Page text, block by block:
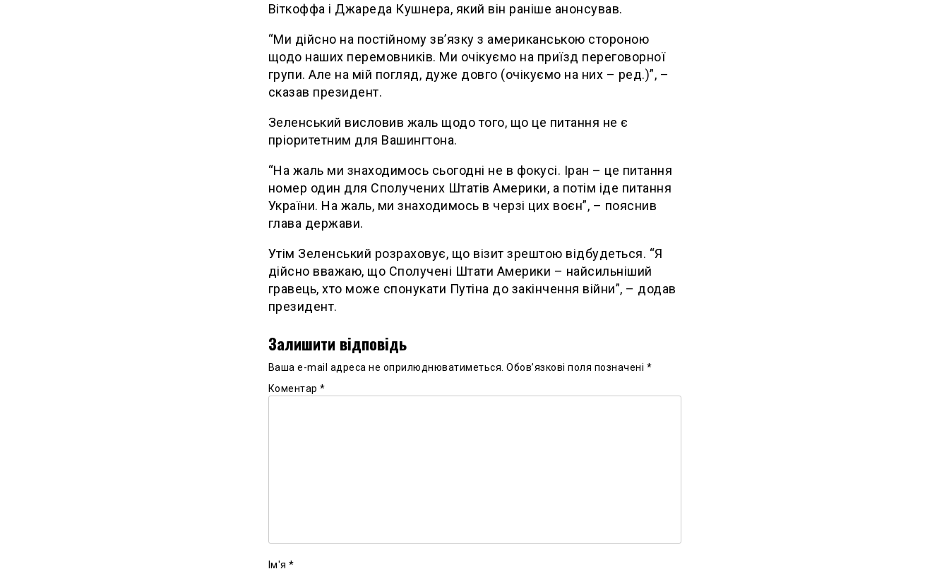
Віткоффа і Джареда Кушнера, який він раніше анонсував.
“Ми дійсно на постійному зв’язку з американською стороною
щодо наших перемовників. Ми очікуємо на приїзд переговорної
групи. Але на мій погляд, дуже довго (очікуємо на них – ред.)”, –
сказав президент.
Зеленський висловив жаль щодо того, що це питання не є
пріоритетним для Вашингтона.
“На жаль ми знаходимось сьогодні не в фокусі. Іран – це питання
номер один для Сполучених Штатів Америки, а потім іде питання
України. На жаль, ми знаходимось в черзі цих воєн”, – пояснив
глава держави.
Утім Зеленський розраховує, що візит зрештою відбудеться. “Я
дійсно вважаю, що Сполучені Штати Америки – найсильніший
гравець, хто може спонукати Путіна до закінчення війни”, – додав
президент.
Залишити відповідь
Ваша e-mail адреса не оприлюднюватиметься. Обов’язкові поля позначені *
Коментар *
Ім'я *